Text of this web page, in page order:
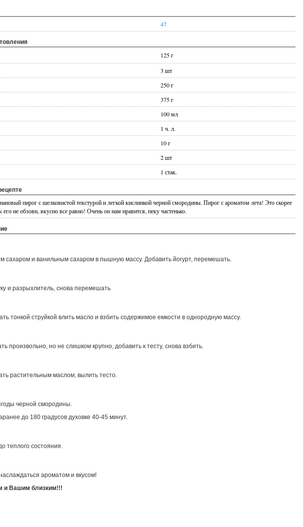
47
125 г
3 шт
250 г
375 г
100 мл
1 ч. л.
10 г
2 шт
1 стак.
пирог с шелковистой текстурой и легкой кислинкой черной смородины. Пирог с ароматом лета! Это скорее
не обзови, вкусно все равно! Очень он нам нравится, пеку частенько.
сахаром и ванильным сахаром в пышную массу. Добавить йогурт, перемешать.
и разрыхлитель, снова перемешать
тонкой струйкой влить масло и взбить содержимое емкости в однородную массу.
произвольно, но не слишком крупно, добавить к тесту, снова взбить.
растительным маслом, вылить тесто.
черной смородины.
до 180 градусов духовке 40-45 минут.
теплого состояния.
ароматом и вкусом!
и Вашим близким!!!